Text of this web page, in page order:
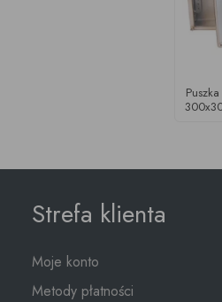
Strefa klienta
Moje konto
Metody płatności